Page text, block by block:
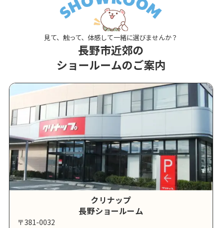
見て、触って、体感して一緒に選びませんか？
長野市近郊の
ショールームのご案内
クリナップ
長野ショールーム
〒381-0032